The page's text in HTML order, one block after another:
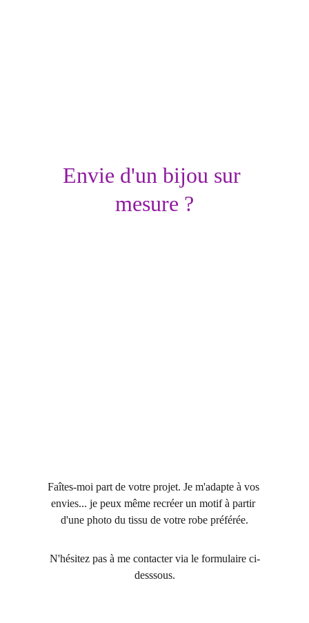
Faîtes-moi part de votre projet. Je m'adapte à vos
envies... je peux même recréer un motif à partir
d'une photo du tissu de votre robe préférée.
N'hésitez pas à me contacter via le formulaire ci-
desssous.
Envie d'un bijou sur
mesure ?